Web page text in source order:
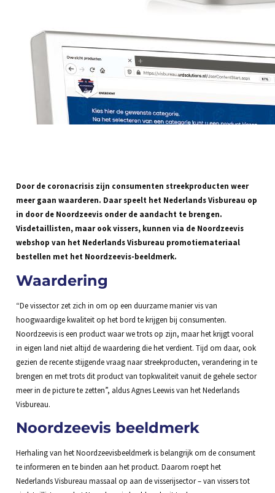
Door de coronacrisis zijn consumenten streekproducten weer
meer gaan waarderen. Daar speelt het Nederlands Visbureau op
in door de Noordzeevis onder de aandacht te brengen.
Visdetaillisten, maar ook vissers, kunnen via de Noordzeevis
webshop van het Nederlands Visbureau promotiemateriaal
bestellen met het Noordzeevis-beeldmerk.
Waardering
“De vissector zet zich in om op een duurzame manier vis van
hoogwaardige kwaliteit op het bord te krijgen bij consumenten.
Noordzeevis is een product waar we trots op zijn, maar het krijgt vooral
in eigen land niet altijd de waardering die het verdient. Tijd om daar, ook
gezien de recente stijgende vraag naar streekproducten, verandering in te
brengen en met trots dit product van topkwaliteit vanuit de gehele sector
meer in de picture te zetten”, aldus Agnes Leewis van het Nederlands
Visbureau.
Noordzeevis beeldmerk
Herhaling van het Noordzeevisbeeldmerk is belangrijk om de consument
te informeren en te binden aan het product. Daarom roept het
Nederlands Visbureau massaal op aan de visserijsector – van vissers tot